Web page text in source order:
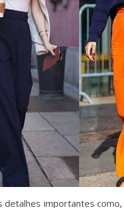
detalhes importantes